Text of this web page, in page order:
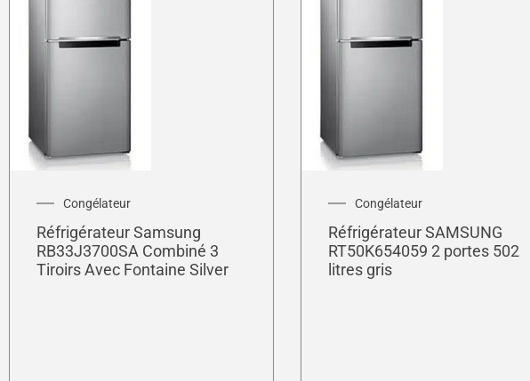
Congélateur
Réfrigérateur Samsung
RB33J3700SA Combiné 3
Tiroirs Avec Fontaine Silver
Congélateur
Réfrigérateur SAMSUNG
RT50K654059 2 portes 502
litres gris